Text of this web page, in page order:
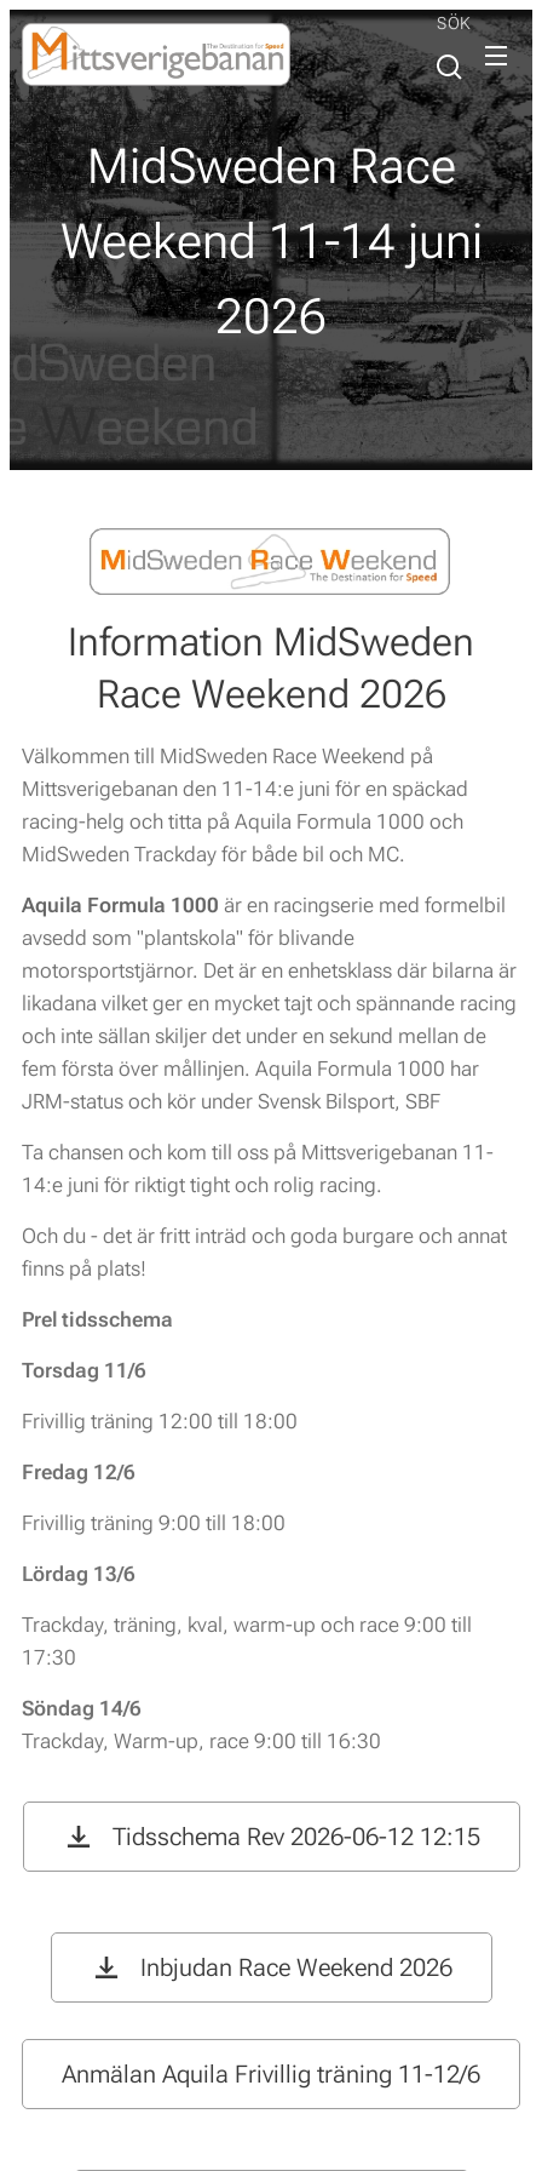
SÖK
MidSweden Race
Weekend 11-14 juni
2026
Information MidSweden
Race Weekend 2026
Välkommen till MidSweden Race Weekend på
Mittsverigebanan den 11-14:e juni för en späckad
racing-helg och titta på Aquila Formula 1000 och
MidSweden Trackday för både bil och MC.
Aquila Formula 1000 är en racingserie med formelbil
avsedd som "plantskola" för blivande
motorsportstjärnor. Det är en enhetsklass där bilarna är
likadana vilket ger en mycket tajt och spännande racing
och inte sällan skiljer det under en sekund mellan de
fem första över mållinjen. Aquila Formula 1000 har
JRM-status och kör under Svensk Bilsport, SBF
Ta chansen och kom till oss på Mittsverigebanan 11-
14:e juni för riktigt tight och rolig racing.
Och du - det är fritt inträd och goda burgare och annat
finns på plats!
Prel tidsschema
Torsdag 11/6
Frivillig träning 12:00 till 18:00
Fredag 12/6
Frivillig träning 9:00 till 18:00
Lördag 13/6
Trackday, träning, kval, warm-up och race 9:00 till
17:30
Söndag 14/6
Trackday, Warm-up, race 9:00 till 16:30
Tidsschema Rev 2026-06-12 12:15
Inbjudan Race Weekend 2026
Anmälan Aquila Frivillig träning 11-12/6